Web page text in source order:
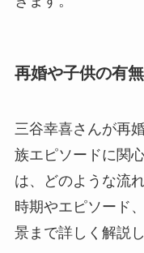
再婚や子供の有
三谷幸喜さんが再
族エピソードに関
は、どのような流
時期やエピソード
景まで詳しく解説し